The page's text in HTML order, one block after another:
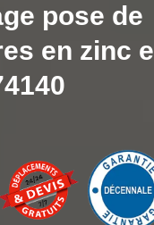
pose de
en zinc